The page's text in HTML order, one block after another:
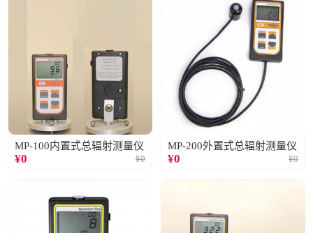
MP-100内置式总辐射测量仪
¥0 ¥0
MP-200外置式总辐射测量仪
¥0 ¥0